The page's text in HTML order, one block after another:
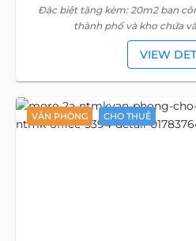
Đặc biệt tặng kèm: 20m2 ban
thành phố và kho chứa
VIEW
VĂN PHÒNG CHO THUÊ